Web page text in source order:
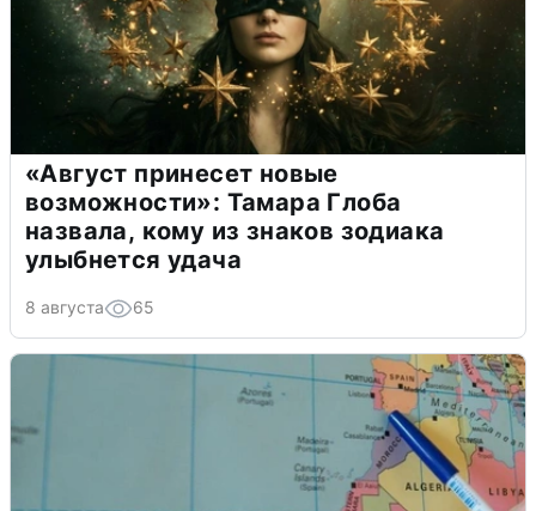
«Август принесет новые
возможности»: Тамара Глоба
назвала, кому из знаков зодиака
улыбнется удача
8 августа 65